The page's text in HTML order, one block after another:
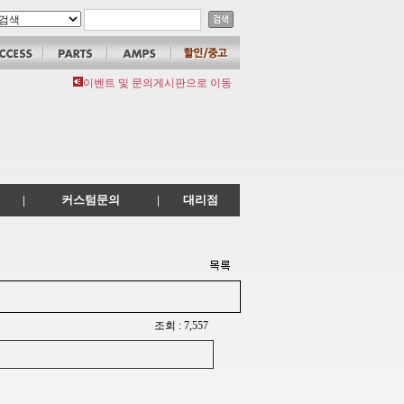
이벤트 및 문의게시판으로 이동
| 커스텀문의 | 대리점
조회 : 7,557